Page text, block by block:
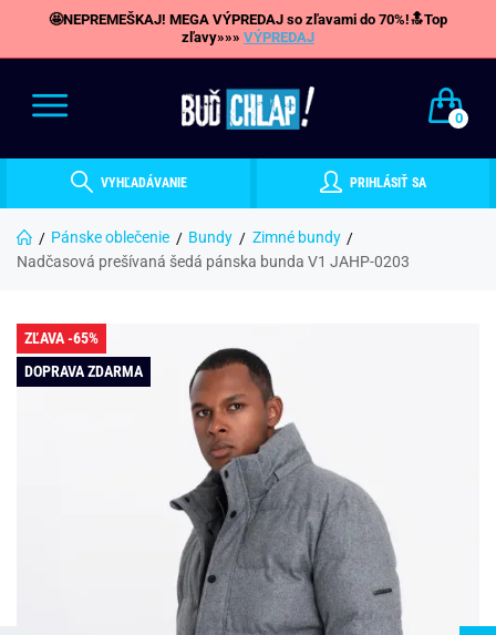
🤩NEPREMEŠKAJ! MEGA VÝPREDAJ so zľavami do 70%!🔝Top
zľavy»»» VÝPREDAJ
0
VYHĽADÁVANIE PRIHLÁSIŤ SA
Pánske oblečenie Bundy
Zimné bundy
Nadčasová prešívaná šedá pánska bunda V1 JAHP-0203
ZĽAVA -65%
DOPRAVA ZDARMA